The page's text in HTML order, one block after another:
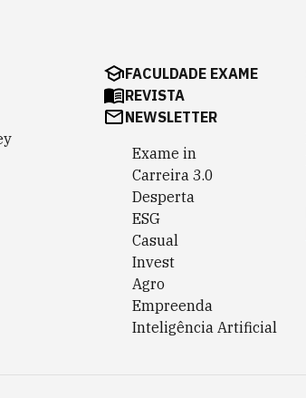
FACULDADE EXAME
REVISTA
NEWSLETTER
Exame in
Carreira 3.0
Desperta
ESG
Casual
Invest
Agro
Empreenda
Inteligência Artificial